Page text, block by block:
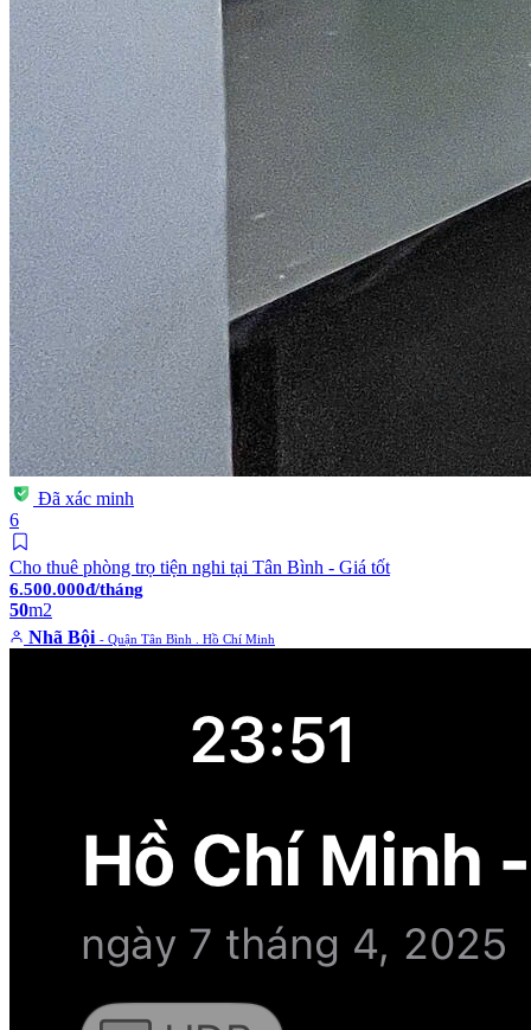
Đã xác minh
6
Cho thuê phòng trọ tiện nghi tại Tân Bình - Giá tốt
6.500.000đ/tháng
50m2
Nhã Bội - Quận Tân Bình . Hồ Chí Minh